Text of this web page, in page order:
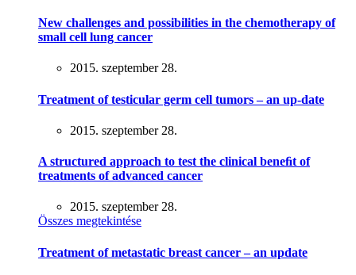
New challenges and possibilities in the chemotherapy of
small cell lung cancer
2015. szeptember 28.
Treatment of testicular germ cell tumors – an up-date
2015. szeptember 28.
A structured approach to test the clinical beneﬁt of
treatments of advanced cancer
2015. szeptember 28.
Összes megtekintése
Treatment of metastatic breast cancer – an update